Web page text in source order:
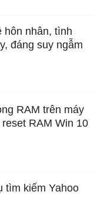
hôn nhân, tình
đáng suy ngẫm
RAM trên máy
RAM Win 10
tìm kiếm Yahoo